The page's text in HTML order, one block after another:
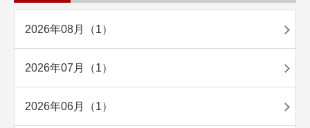
2026年08月（1）
2026年07月（1）
2026年06月（1）